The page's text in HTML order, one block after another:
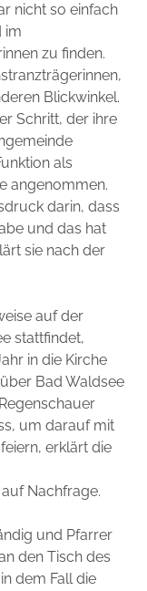
nicht so einfach
im
zu finden.
Blickwinkel.
Schritt, der ihre
als
angenommen.
darin, dass
und das hat
sie nach der
auf der
stattfindet,
in die Kirche
Bad Waldsee
um darauf mit
erklärt die
Nachfrage.
und Pfarrer
den Tisch des
dem Fall die